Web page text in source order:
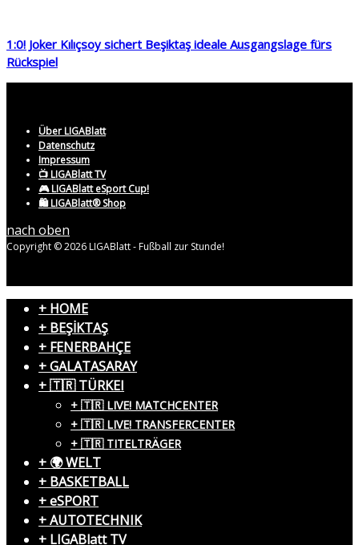
1:0! Joker Kılıçsoy sichert Beşiktaş ideale Ausgangslage fürs
Rückspiel
Über LIGABlatt
Datenschutz
Impressum
📺 LIGABlatt TV
🎮 LIGABlatt eSport Cup!
🛍️ LIGABlatt® Shop
nach oben
Copyright © 2026 LIGABlatt - Fußball zur Stunde!
+ HOME
+ BEŞİKTAŞ
+ FENERBAHÇE
+ GALATASARAY
+ 🇹🇷 TÜRKEI
+ 🇹🇷 LIVE! MATCHCENTER
+ 🇹🇷 LIVE! TRANSFERCENTER
+ 🇹🇷 TITELTRÄGER
+ 🌍 WELT
+ BASKETBALL
+ eSPORT
+ AUTOTECHNIK
+ LIGABlatt TV